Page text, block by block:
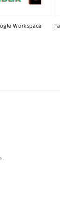
Workspace
.